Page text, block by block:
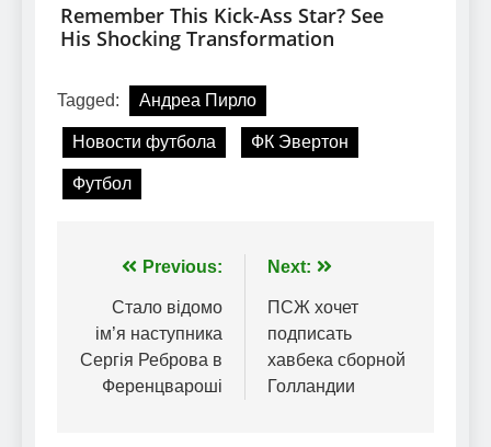
Tagged: Андреа Пирло
Новости футбола ФК Эвертон
Футбол
Навігація
записів
Previous:
Стало відомо
ім’я наступника
Сергія Реброва в
Ференцвароші
Next:
ПСЖ хочет
подписать
хавбека сборной
Голландии